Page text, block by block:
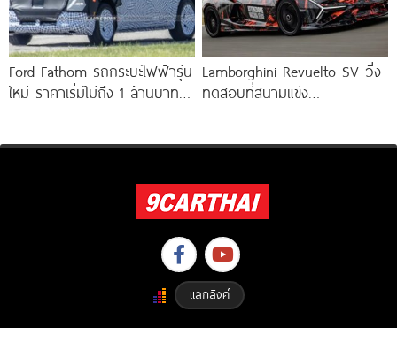
Ford Fathom รถกระบะไฟฟ้ารุ่น
ใหม่ ราคาเริ่มไม่ถึง 1 ล้านบาท !
Lamborghini Revuelto SV วิ่ง
ทดสอบที่สนามแข่ง
แลกลิงค์